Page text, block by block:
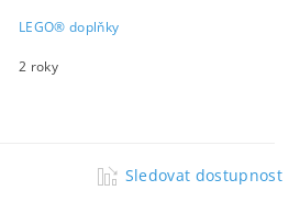
LEGO® doplňky
2 roky
Sledovat dostupnost